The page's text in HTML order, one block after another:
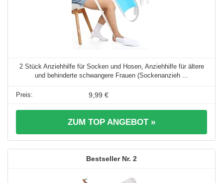
2 Stück Anziehhilfe für Socken und Hosen, Anziehhilfe für ältere
und behinderte schwangere Frauen (Sockenanzieh ...
9,99 €
ZUM TOP ANGEBOT »
2